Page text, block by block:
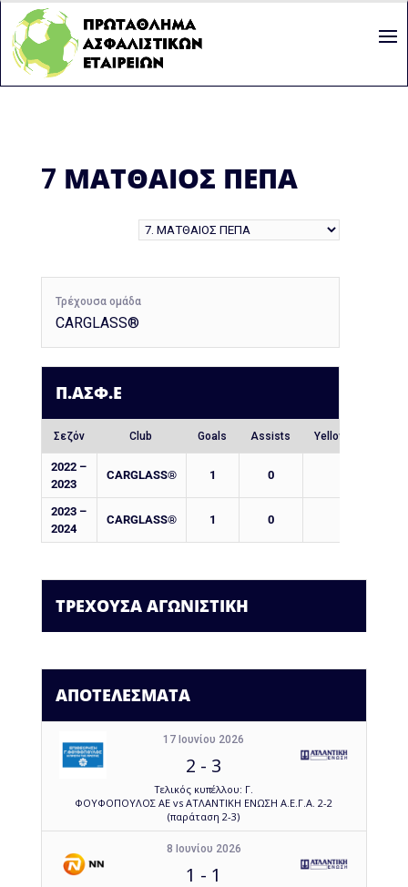
7 ΜΑΤΘΑΙΟΣ ΠΕΠΑ
Τρέχουσα ομάδα
CARGLASS®
Π.ΑΣΦ.Ε
Σεζόν Club Goals Assists Yellow Cards
2022 –
2023
CARGLASS® 1 0
2023 –
2024
CARGLASS® 1 0
ΤΡΕΧΟΥΣΑ ΑΓΩΝΙΣΤΙΚΗ
ΑΠΟΤΕΛΕΣΜΑΤΑ
17 Ιουνίου 2026
2 - 3
Τελικός κυπέλλου: Γ.
ΦΟΥΦΟΠΟΥΛΟΣ ΑΕ vs ΑΤΛΑΝΤΙΚΗ ΕΝΩΣΗ Α.Ε.Γ.Α. 2-2
(παράταση 2-3)
8 Ιουνίου 2026
1 - 1